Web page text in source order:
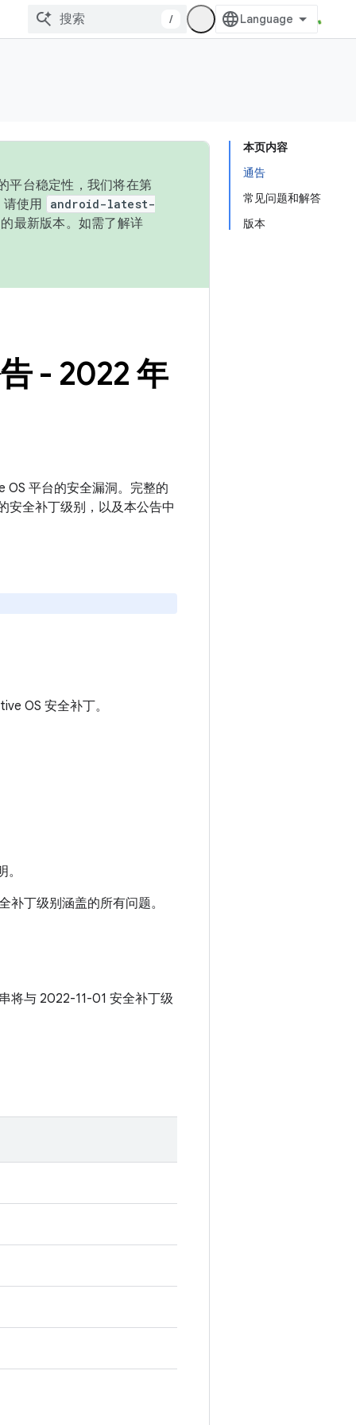
/
本页内容
通告
常见问题和解答
版本
平台稳定性，我们将在第
使用
android-latest-
最新版本。如需了解详
- 2022 年
平台的安全漏洞。完整的
安全补丁级别，以及本公告中
OS 安全补丁。
丁级别涵盖的所有问题。
将与 2022-11-01 安全补丁级